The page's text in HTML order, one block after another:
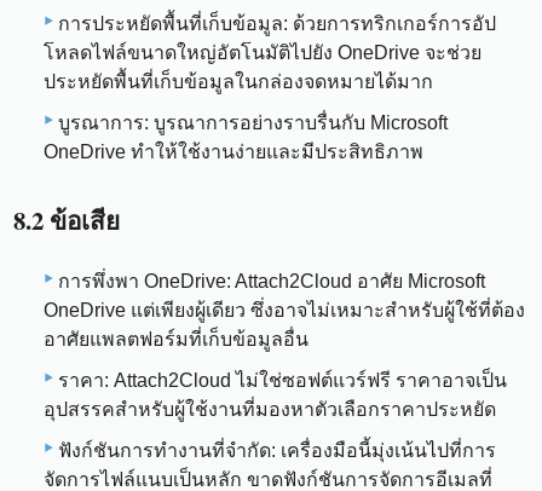
การประหยัดพื้นที่เก็บข้อมูล: ด้วยการทริกเกอร์การอัป
โหลดไฟล์ขนาดใหญ่อัตโนมัติไปยัง OneDrive จะช่วย
ประหยัดพื้นที่เก็บข้อมูลในกล่องจดหมายได้มาก
บูรณาการ: บูรณาการอย่างราบรื่นกับ Microsoft
OneDrive ทำให้ใช้งานง่ายและมีประสิทธิภาพ
8.2 ข้อเสีย
การพึ่งพา OneDrive: Attach2Cloud อาศัย Microsoft
OneDrive แต่เพียงผู้เดียว ซึ่งอาจไม่เหมาะสำหรับผู้ใช้ที่ต้อง
อาศัยแพลตฟอร์มที่เก็บข้อมูลอื่น
ราคา: Attach2Cloud ไม่ใช่ซอฟต์แวร์ฟรี ราคาอาจเป็น
อุปสรรคสำหรับผู้ใช้งานที่มองหาตัวเลือกราคาประหยัด
ฟังก์ชันการทำงานที่จำกัด: เครื่องมือนี้มุ่งเน้นไปที่การ
จัดการไฟล์แนบเป็นหลัก ขาดฟังก์ชันการจัดการอีเมลที่